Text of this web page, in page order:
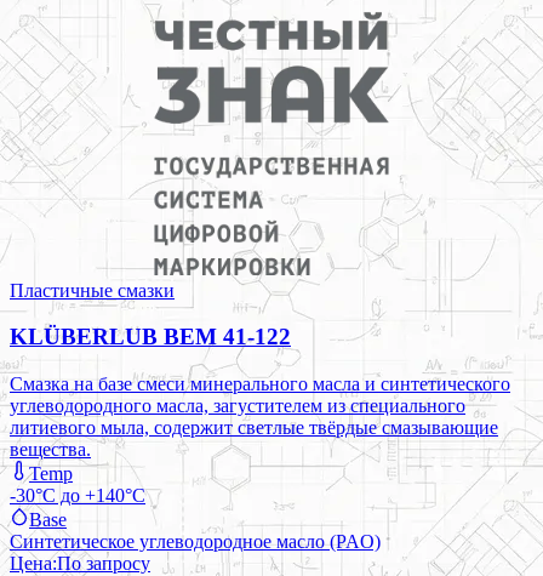
Пластичные смазки
KLÜBERLUB BEM 41-122
Смазка на базе смеси минерального масла и синтетического
углеводородного масла, загустителем из специального
литиевого мыла, содержит светлые твёрдые смазывающие
вещества.
Temp
-30°C до +140°C
Base
Синтетическое углеводородное масло (PAO)
Цена:По запросу